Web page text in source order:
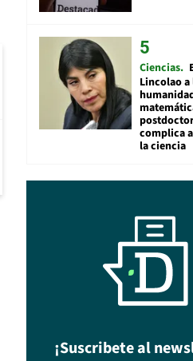
Ciencias
Lincolao a
complica
la ciencia
¡Suscribete al